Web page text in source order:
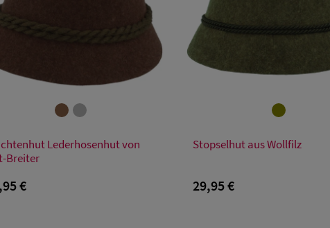
48 50
Lederhosenhut von
Breiter
€
Stopselhut aus Wollfilz
29,95 €